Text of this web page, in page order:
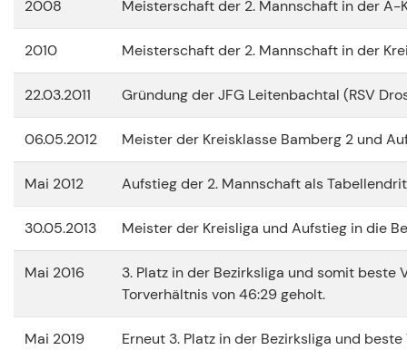
2008 Meisterschaft der 2. Mannschaft in der A-
2010 Meisterschaft der 2. Mannschaft in der
22.03.2011 Gründung der JFG Leitenbachtal (RSV
06.05.2012 Meister der Kreisklasse Bamberg 2 und
Mai 2012 Aufstieg der 2. Mannschaft als
30.05.2013 Meister der Kreisliga und Aufstieg in die
Mai 2016
3. Platz in der Bezirksliga und somit beste
Torverhältnis von 46:29 geholt.
Mai 2019 Erneut 3. Platz in der Bezirksliga und